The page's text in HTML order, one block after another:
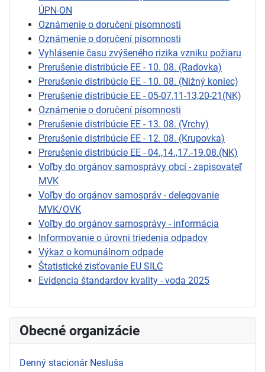
ÚPN-ON
Oznámenie o doručení písomnosti
Oznámenie o doručení písomnosti
Vyhlásenie času zvýšeného rizika vzniku požiaru
Prerušenie distribúcie EE - 10. 08. (Radovka)
Prerušenie distribúcie EE - 10. 08. (Nižný koniec)
Prerušenie distribúcie EE - 05-07,11-13,20-21(NK)
Oznámenie o doručení písomnosti
Prerušenie distribúcie EE - 13. 08. (Vrchy)
Prerušenie distribúcie EE - 12. 08. (Krupovka)
Prerušenie distribúcie EE - 04.,14.,17.-19.08.(NK)
Voľby do orgánov samosprávy obcí - zapisovateľ
MVK
Voľby do orgánov samospráv - delegovanie
MVK/OVK
Voľby do orgánov samosprávy - informácia
Informovanie o úrovni triedenia odpadov
Výkaz o komunálnom odpade
Štatistické zisťovanie EU SILC
Evidencia štandardov kvality - voda 2025
Obecné organizácie
Denný stacionár Nesluša